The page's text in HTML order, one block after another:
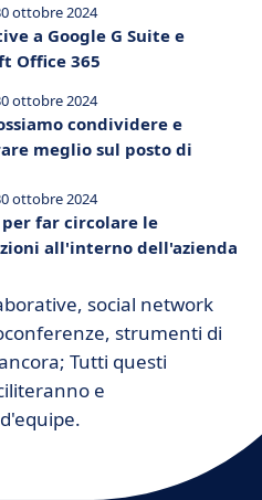
ottobre 2024
a Google G Suite e
Office 365
ottobre 2024
condividere e
meglio sul posto di
ottobre 2024
far circolare le
all'interno dell'azienda
social network
strumenti di
Tutti questi
e